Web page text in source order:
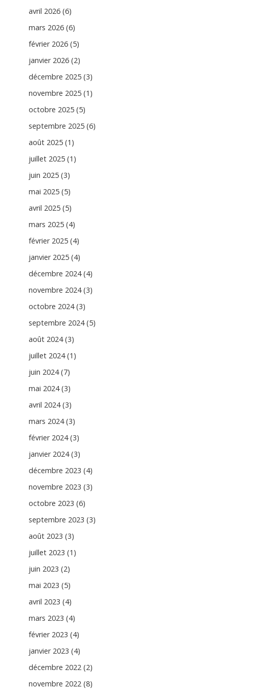
avril 2026 (6)
mars 2026 (6)
février 2026 (5)
janvier 2026 (2)
décembre 2025 (3)
novembre 2025 (1)
octobre 2025 (5)
septembre 2025 (6)
août 2025 (1)
juillet 2025 (1)
juin 2025 (3)
mai 2025 (5)
avril 2025 (5)
mars 2025 (4)
février 2025 (4)
janvier 2025 (4)
décembre 2024 (4)
novembre 2024 (3)
octobre 2024 (3)
septembre 2024 (5)
août 2024 (3)
juillet 2024 (1)
juin 2024 (7)
mai 2024 (3)
avril 2024 (3)
mars 2024 (3)
février 2024 (3)
janvier 2024 (3)
décembre 2023 (4)
novembre 2023 (3)
octobre 2023 (6)
septembre 2023 (3)
août 2023 (3)
juillet 2023 (1)
juin 2023 (2)
mai 2023 (5)
avril 2023 (4)
mars 2023 (4)
février 2023 (4)
janvier 2023 (4)
décembre 2022 (2)
novembre 2022 (8)